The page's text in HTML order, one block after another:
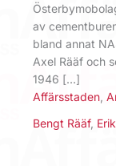
av
bland annat
Axel Rääf och
1946 […]
Affärsstaden
Bengt Rääf,